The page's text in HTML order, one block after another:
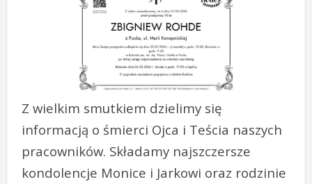
Z wielkim smutkiem dzielimy się
informacją o śmierci Ojca i Teścia naszych
pracowników. Składamy najszczersze
kondolencje Monice i Jarkowi oraz rodzinie